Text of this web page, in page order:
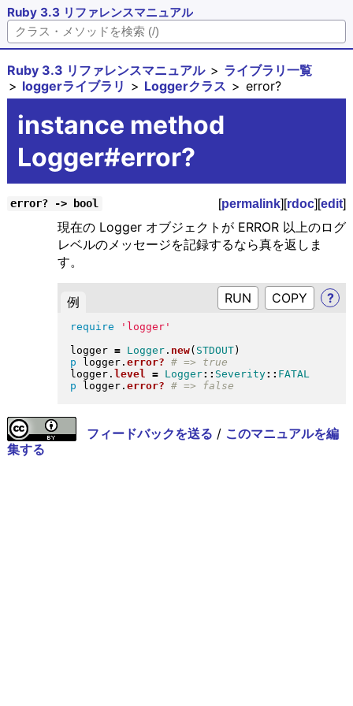
Ruby 3.3 リファレンスマニュアル
Ruby 3.3 リファレンスマニュアル
ライブラリ一覧
loggerライブラリ
Loggerクラス error?
instance method
Logger#error?
error? -> bool [permalink][rdoc][edit]
現在の Logger オブジェクトが ERROR 以上のログ
レベルのメッセージを記録するなら真を返しま
す。
例 RUN ?
require
'logger'
logger = Logger. new( STDOUT)
p logger. error?
logger. level = Logger:: Severity:: FATAL
p logger. error?
フィードバックを送る / このマニュアルを編
集する